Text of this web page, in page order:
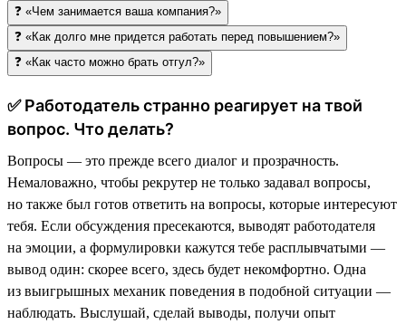
❓ «Чем занимается ваша компания?»
❓ «Как долго мне придется работать перед повышением?»
❓ «Как часто можно брать отгул?»
✅ Работодатель странно реагирует на твой
вопрос. Что делать?
Вопросы — это прежде всего диалог и прозрачность.
Немаловажно, чтобы рекрутер не только задавал вопросы,
но также был готов ответить на вопросы, которые интересуют
тебя. Если обсуждения пресекаются, выводят работодателя
на эмоции, а формулировки кажутся тебе расплывчатыми —
вывод один: скорее всего, здесь будет некомфортно. Одна
из выигрышных механик поведения в подобной ситуации —
наблюдать. Выслушай, сделай выводы, получи опыт